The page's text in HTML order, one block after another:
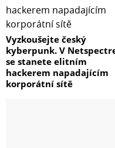
Vyzkoušejte český
kyberpunk. V
se stanete elitním
hackerem napadajícím
korporátní sítě